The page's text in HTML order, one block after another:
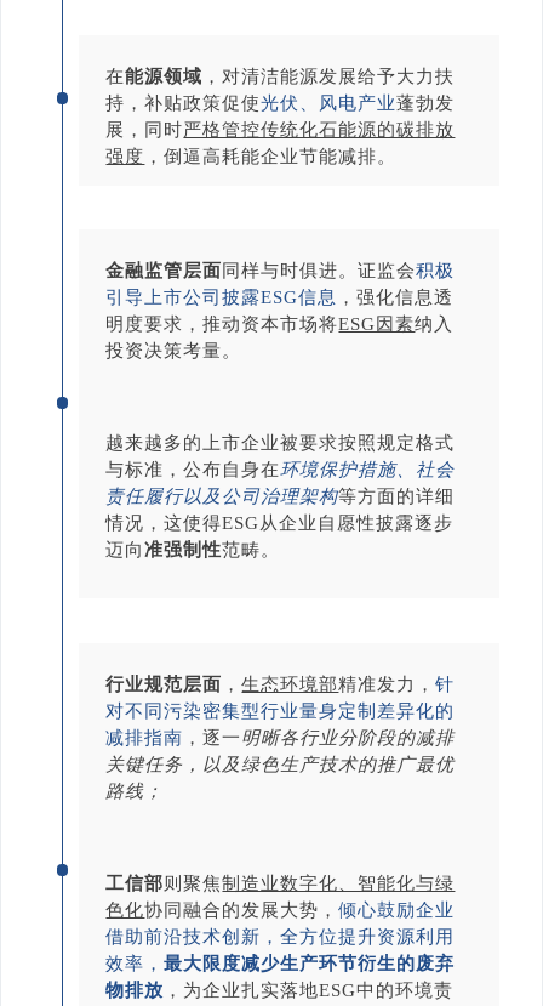
在能源领域 ，对清洁能源发展给予大力扶
持，补贴政策促使光伏、风电产业蓬勃发
展，同时严格管控传统化石能源的碳排放
强度 ，倒逼高耗能企业节能减排。
金融监管层面同样与时俱进。证监会积极
引导上市公司披露ESG信息 ，强化信息透
明度要求，推动资本市场将ESG因素纳入
投资决策考量。
越来越多的上市企业被要求按照规定格式
与标准，公布自身在环境保护措施、社会
责任履行以及公司治理架构等方面的详细
情况，这使得ESG从企业自愿性披露逐步
迈向准强制性范畴。
行业规范层面 ，生态环境部精准发力，针
对不同污染密集型行业量身定制差异化的
减排指南 ，逐一明晰各行业分阶段的减排
关键任务，以及绿色生产技术的推广最优
路线；
工信部则聚焦制造业数字化、智能化与绿
色化协同融合的发展大势，倾心鼓励企业
借助前沿技术创新，全方位提升资源利用
效率，最大限度减少生产环节衍生的废弃
物排放 ，为企业扎实落地ESG中的环境责